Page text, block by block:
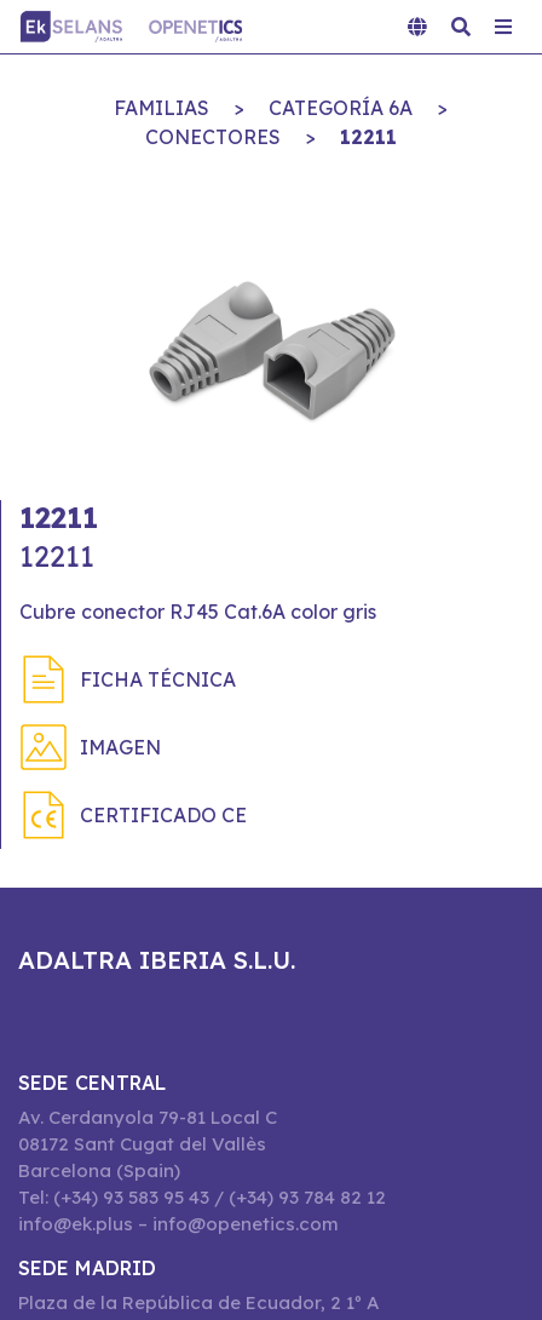
FAMILIAS > CATEGORÍA 6A
>
CONECTORES
> 12211
12211
12211
Cubre conector RJ45 Cat.6A color gris
FICHA TÉCNICA
IMAGEN
CERTIFICADO CE
ADALTRA IBERIA S.L.U.
SEDE CENTRAL
Av. Cerdanyola 79-81 Local C
08172 Sant Cugat del Vallès
Barcelona (Spain)
Tel: (+34) 93 583 95 43 / (+34) 93 784 82 12
info@ek.plus – info@openetics.com
SEDE MADRID
Plaza de la República de Ecuador, 2 1º A